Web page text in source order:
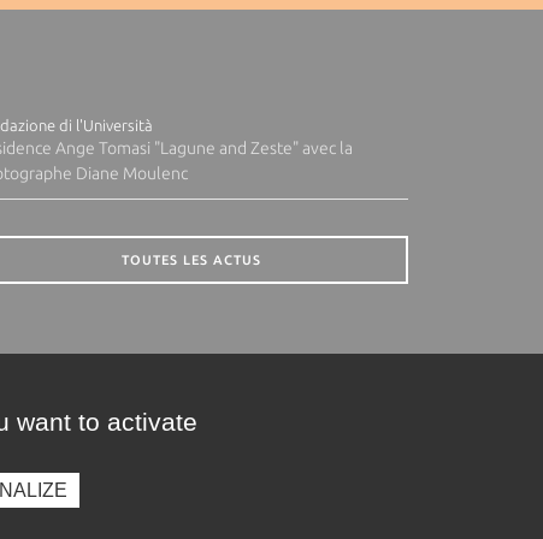
di l'Università
Ange Tomasi "Lagune and Zeste" avec la
Diane Moulenc
TOUTES LES ACTUS
want to activate